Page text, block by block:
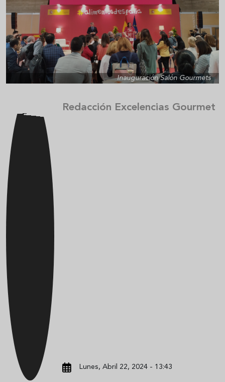
Inauguración Salón Gourmets
Redacción Excelencias Gourmet
Lunes, Abril 22, 2024 - 13:43